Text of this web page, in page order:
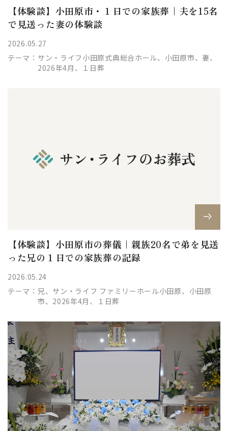
【体験談】小田原市・１日での家族葬｜夫を15名
で見送った妻の体験談
2026.05.27
テーマ： サン・ライフ小田原式典総合ホール、小田原市、妻、
2026年4月、１日葬
【体験談】小田原市の葬儀｜親族20名で弟を見送
った兄の１日での家族葬の記録
2026.05.24
テーマ： 兄、サン・ライフ ファミリーホール小田原、小田原
市、2026年4月、１日葬